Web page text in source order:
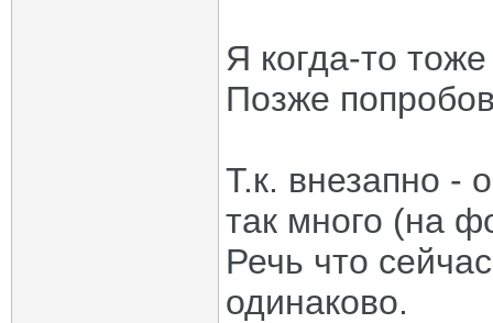
Я когда-то
Позже
Т.к. внезапно -
так много (на
Речь что
одинаково.